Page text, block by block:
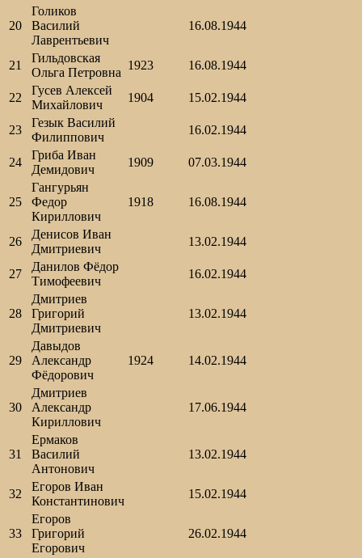
20
Голиков
Василий
Лаврентьевич
16.08.1944
21
Гильдовская
Ольга Петровна
1923 16.08.1944
22
Гусев Алексей
Михайлович
1904 15.02.1944
23
Гезык Василий
Филиппович
16.02.1944
24
Гриба Иван
Демидович
1909 07.03.1944
25
Гангурьян
Федор
Кириллович
1918 16.08.1944
26
Денисов Иван
Дмитриевич
13.02.1944
27
Данилов Фёдор
Тимофеевич
16.02.1944
28
Дмитриев
Григорий
Дмитриевич
13.02.1944
29
Давыдов
Александр
Фёдорович
1924 14.02.1944
30
Дмитриев
Александр
Кириллович
17.06.1944
31
Ермаков
Василий
Антонович
13.02.1944
32
Егоров Иван
Константинович
15.02.1944
33
Егоров
Григорий
Егорович
26.02.1944